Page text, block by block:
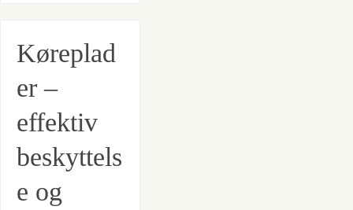
Køreplad
er –
effektiv
beskyttels
e og